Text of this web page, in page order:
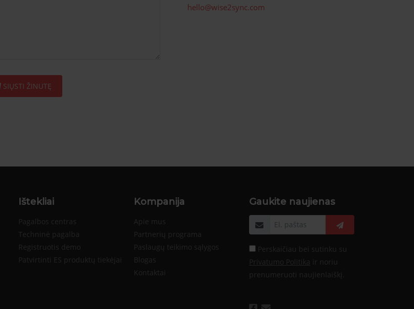
SIŲSTI ŽINUTĘ
hello@wise2sync.com
Ištekliai
Pagalbos centras
Techninė pagalba
Registruotis demo
Patvirtinti ES produktų tiekėjai
Kompanija
Apie mus
Partnerių programa
Paslaugų teikimo sąlygos
Blogas
Kontaktai
Gaukite naujienas
Email
Perskaičiau bei sutinku su
Privatumo Politika
ir noriu
prenumeruoti naujienlaiškį.